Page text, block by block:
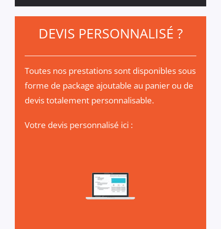
DEVIS PERSONNALISÉ ?
Toutes nos prestations sont disponibles sous
forme de package ajoutable au panier ou de
devis totalement personnalisable.
Votre devis personnalisé ici :